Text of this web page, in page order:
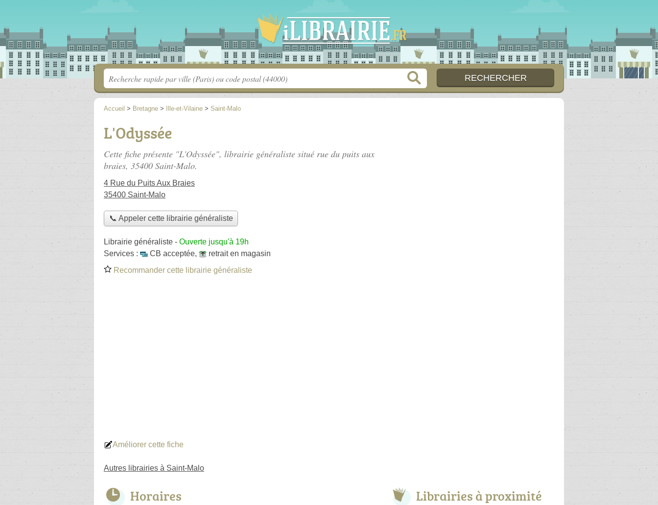
Accueil > Bretagne > Ille-et-Vilaine > Saint-Malo
L'Odyssée
Cette fiche présente "L'Odyssée", librairie généraliste situé rue du puits aux
braies, 35400 Saint-Malo.
4 Rue du Puits Aux Braies
35400 Saint-Malo
📞 Appeler cette librairie généraliste
Librairie généraliste - Ouverte jusqu'à 19h
Services :
CB acceptée,
retrait en magasin
Recommander cette librairie généraliste
Améliorer cette fiche
Autres librairies à Saint-Malo
Horaires Librairies à proximité